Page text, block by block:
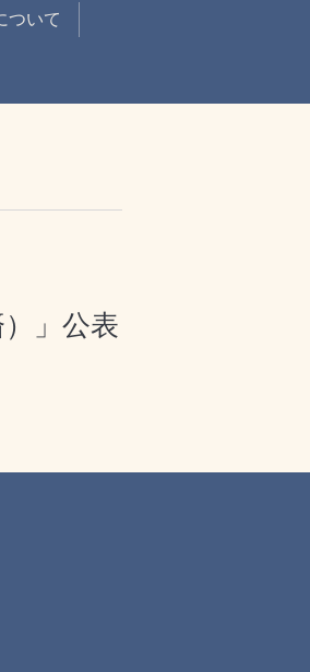
ついて
」公表